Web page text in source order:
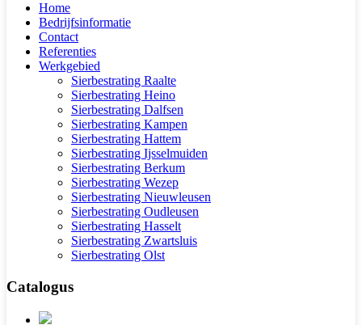
Home
Bedrijfsinformatie
Contact
Referenties
Werkgebied
Sierbestrating Raalte
Sierbestrating Heino
Sierbestrating Dalfsen
Sierbestrating Kampen
Sierbestrating Hattem
Sierbestrating Ijsselmuiden
Sierbestrating Berkum
Sierbestrating Wezep
Sierbestrating Nieuwleusen
Sierbestrating Oudleusen
Sierbestrating Hasselt
Sierbestrating Zwartsluis
Sierbestrating Olst
Catalogus